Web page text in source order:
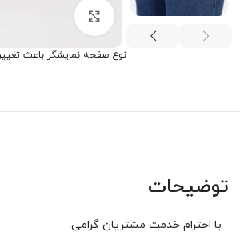
نوع صفحه نمایشگر باعث
توضیحات
با احترام خدمت مشتریان گرامی: